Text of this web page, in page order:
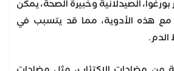
بورغوا، الصيدلانية وخبيرة الصحة، يمكن
مع هذه الأدوية، مما قد يتسبب في
الدم.